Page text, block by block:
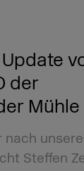
der
Mühle
nach
Steffen